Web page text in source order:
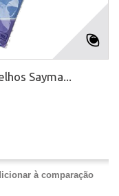
Sayma...
à comparação